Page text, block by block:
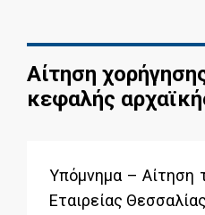
Αίτηση
κεφαλής
Υπόμνημα – Αίτηση
Εταιρείας Θεσσαλίας